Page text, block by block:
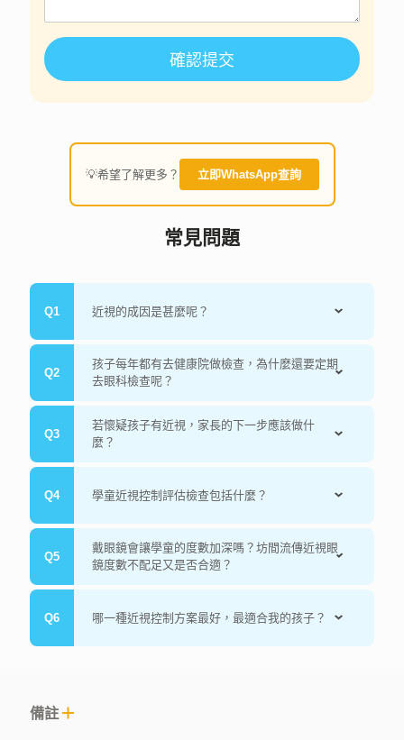
確認提交
💡希望了解更多？ 立即WhatsApp查詢
常見問題
近視的成因是甚麼呢？
兒童近視的成因是由於眼球過長，光線聚集在視網膜前面，
高峰期，現今教育方式的改變，小朋友免不了要接觸電子產
品用作課堂的學習工具。過長的使用時間會更容易使近視加
深。 所以家長應盡早為小朋友進行兒童近視方案，可大大減
孩子每年都有去健康院做檢查，為什麼還要定期
去眼科檢查呢？
健康院視力檢查屬「篩檢性質」，可以知道孩子的視力狀況
合格與否。若等到健康院通知視力異常，大多已錯失預防治
又超乎預期的。
若懷疑孩子有近視，家長的下一步應該做什
麼？
提供一系列詳細眼睛檢查，最後由醫生判斷並提供適合的治
學童近視控制評估檢查包括什麼？
視力檢查・屈光度數・色覺檢查・立體感檢查・雙眼協調能
力・非接觸式眼壓檢查・散瞳後屈光度數檢查・眼底相片拍
學生物測量眼軸長度・全面眼睛健康檢查・臨床診斷報告及
戴眼鏡會讓學童的度數加深嗎？坊間流傳近視眼
鏡度數不配足又是否合適？
焦眼鏡的設計，是讓中間影像可以聚焦在視網膜的黃斑點
哪一種近視控制方案最好，最適合我的孩子？
但近年亦有研究顯示，低強度紅光治療對近視防控成效顯
著。各個方案各有優點，由於阿托品眼藥水及低強度紅光治
備註